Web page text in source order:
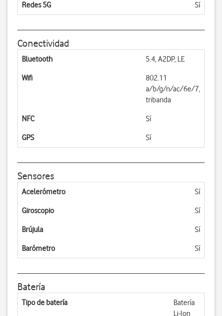
Redes 5G Sí
Conectividad
Bluetooth 5.4, A2DP, LE
Wifi
802.11
a/b/g/n/ac/6e/7,
tribanda
NFC Sí
GPS Sí
Sensores
Acelerómetro Sí
Giroscopio Sí
Brújula Sí
Barómetro Sí
Batería
Tipo de batería
Batería
Li-Ion